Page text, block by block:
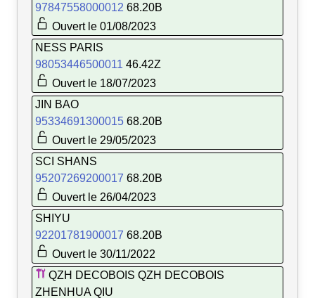
97847558000012 68.20B
Ouvert le 01/08/2023
NESS PARIS
98053446500011 46.42Z
Ouvert le 18/07/2023
JIN BAO
95334691300015 68.20B
Ouvert le 29/05/2023
SCI SHANS
95207269200017 68.20B
Ouvert le 26/04/2023
SHIYU
92201781900017 68.20B
Ouvert le 30/11/2022
QZH DECOBOIS QZH DECOBOIS
ZHENHUA QIU